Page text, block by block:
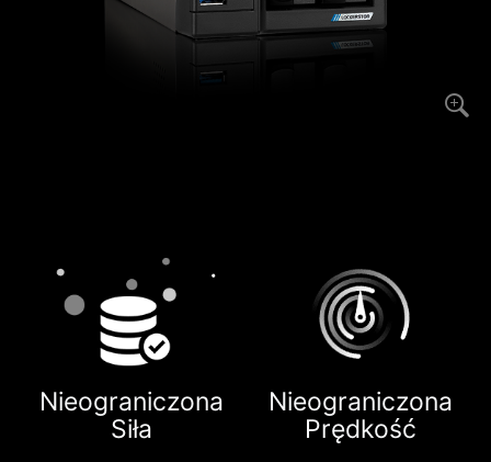
Nieograniczona
Siła
Nieograniczona
Prędkość